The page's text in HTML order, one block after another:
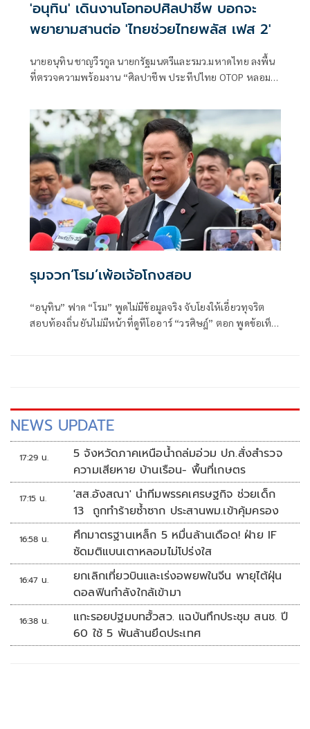
'อนุทิน' เดินงานโอทอปศิลปาชีพ บอกจะ
พยายามสานต่อ 'ไทยช่วยไทยพลัส เฟส 2'
นายอนุทิน ชาญวีรกูล นายกรัฐมนตรีและรมว.มหาดไทย ลงพื้น
ที่ตรวจความพร้อมงาน “ศิลปาชีพ ประทีปไทย OTOP หลอม
สิงหาคม นี้ ณ อาคารชาเลนเจอร์ 1–3 อิมแพ็ค เมืองทองธานี ซึ่ง
นายกรัฐมนตรีจะเดินทางมาเปิดงานอย่างเป็นทางการ ในวัน
จันทร์ที่ 10 สิงหาคม
รุมจวก‘โรม’เพ้อเจ้อโกงสอบ
“อนุทิน” ฟาด “โรม” พูดไม่มีข้อมูลจริง จับโยงให้เอี่ยวทุจริต
สอบท้องถิ่น ยันไม่มีหน้าที่ดูทีโออาร์ “วรศิษฎ์” ตอก พูดข้อเท็จ
NEWS UPDATE
17:29 น.
5 จังหวัดภาคเหนือน้ำถล่มอ่วม ปภ.สั่งสำรวจ
ความเสียหาย บ้านเรือน- พื้นที่เกษตร
17:15 น.
'สส.อังสณา' นำทีมพรรคเศรษฐกิจ ช่วยเด็ก
13 ถูกทำร้ายซ้ำซาก ประสานพม.เข้าคุ้มครอง
16:58 น.
ศึกมาตรฐานเหล็ก 5 หมื่นล้านเดือด! ฝ่าย IF
ซัดมติแบนเตาหลอมไม่โปร่งใส
16:47 น.
ยกเลิกเที่ยวบินและเร่งอพยพในจีน พายุไต้ฝุ่น
ดอลฟินกำลังใกล้เข้ามา
16:38 น.
แกะรอยปฐมบทฮั้วสว. แฉบันทึกประชุม สนช. ปี
60 ใช้ 5 พันล้านยึดประเทศ